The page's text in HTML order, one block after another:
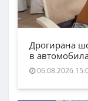
Дрогирана
в
06.08.2026